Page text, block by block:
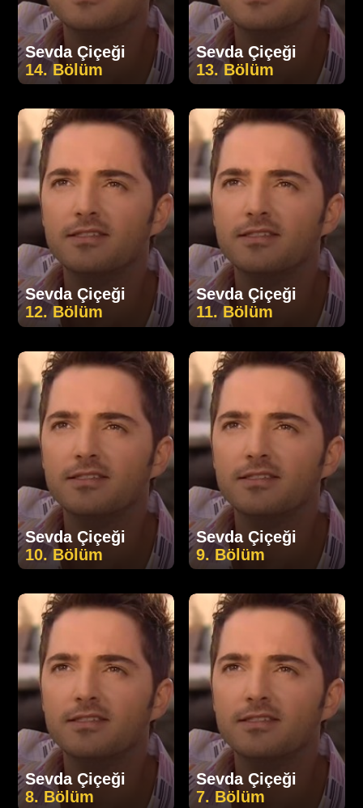
Sevda Çiçeği
14. Bölüm
Sevda Çiçeği
13. Bölüm
Sevda Çiçeği
12. Bölüm
Sevda Çiçeği
11. Bölüm
Sevda Çiçeği
10. Bölüm
Sevda Çiçeği
9. Bölüm
Sevda Çiçeği
8. Bölüm
Sevda Çiçeği
7. Bölüm